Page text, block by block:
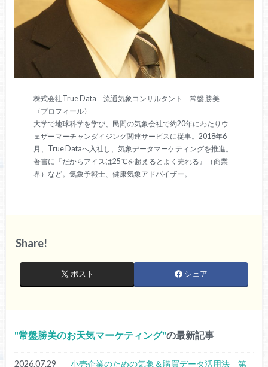
株式会社True Data 流通気象コンサルタント 常盤 勝美
〈プロフィール〉
大学で地球科学を学び、民間の気象会社で約20年にわたりウ
ェザーマーチャンダイジング関連サービスに従事。2018年6
月、True Dataへ入社し、気象データマーケティングを推進。
著書に『だからアイスは25℃を超えるとよく売れる』（商業
界）など。気象予報士、健康気象アドバイザー。
Share!
ポスト シェア
常盤勝美のお天気マーケティング の最新記事
2026.07.29
小売企業のための気象＆購買データ活用法 第